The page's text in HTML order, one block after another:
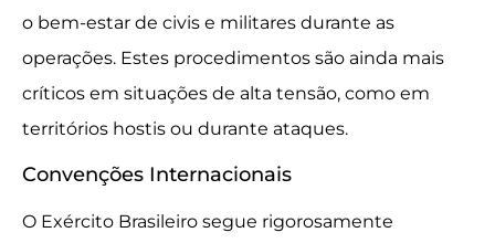
o bem-estar de civis e militares durante as
operações. Estes procedimentos são ainda mais
críticos em situações de alta tensão, como em
territórios hostis ou durante ataques.
Convenções Internacionais
O Exército Brasileiro segue rigorosamente